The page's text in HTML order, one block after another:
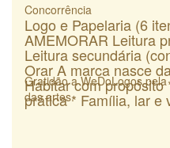
Concorrência
Logo e Papelaria (6
AMEMORAR Leitura
Leitura secundária
Orar A marca nasce
Habitar com propósito
prática * Família, lar e
Gratidão a WeDoLogos
das artes.